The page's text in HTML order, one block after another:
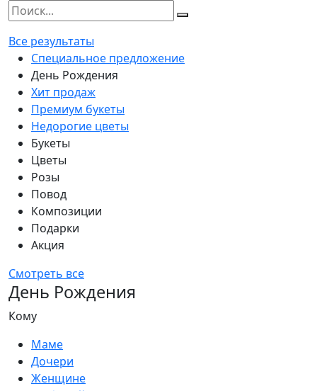
Все результаты
Специальное предложение
День Рождения
Хит продаж
Премиум букеты
Недорогие цветы
Букеты
Цветы
Розы
Повод
Композиции
Подарки
Акция
Смотреть все
День Рождения
Кому
Маме
Дочери
Женщине